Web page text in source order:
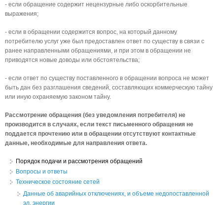
- если обращение содержит нецензурные либо оскорбительные
выражения;
- если в обращении содержится вопрос, на который данному
потребителю услуг уже был предоставлен ответ по существу в связи с
ранее направленными обращениями, и при этом в обращении не
приводятся новые доводы или обстоятельства;
- если ответ по существу поставленного в обращении вопроса не может
быть дан без разглашения сведений, составляющих коммерческую тайну
или иную охраняемую законом тайну.
Рассмотрение обращения (без уведомления потребителя) не
производится в случаях, если текст письменного обращения не
поддается прочтению или в обращении отсутствуют контактные
данные, необходимые для направления ответа.
Порядок подачи и рассмотрения обращений
Вопросы и ответы
Техническое состояние сетей
Данные об аварийных отключениях, и объеме недопоставленной
эл. энергии